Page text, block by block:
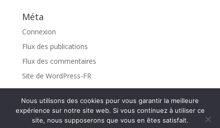
Méta
Connexion
Flux des publications
Flux des commentaires
Site de WordPress-FR
Design deElegant Themes| Propulsé par
Nous utilisons des cookies pour vous garantir la meilleure
expérience sur notre site web. Si vous continuez à utiliser ce
site, nous supposerons que vous en êtes satisfait.